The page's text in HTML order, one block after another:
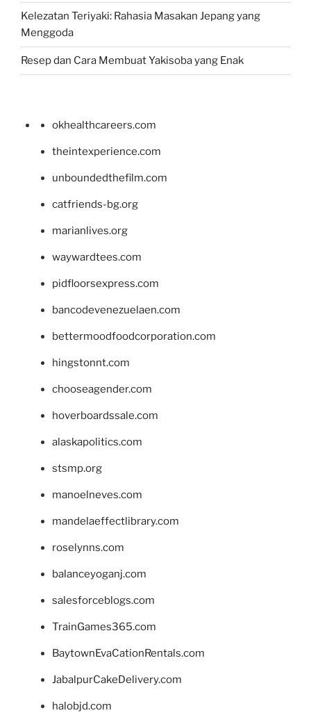
Kelezatan Teriyaki: Rahasia Masakan Jepang yang
Menggoda
Resep dan Cara Membuat Yakisoba yang Enak
okhealthcareers.com
theintexperience.com
unboundedthefilm.com
catfriends-bg.org
marianlives.org
waywardtees.com
pidfloorsexpress.com
bancodevenezuelaen.com
bettermoodfoodcorporation.com
hingstonnt.com
chooseagender.com
hoverboardssale.com
alaskapolitics.com
stsmp.org
manoelneves.com
mandelaeffectlibrary.com
roselynns.com
balanceyoganj.com
salesforceblogs.com
TrainGames365.com
BaytownEvaCationRentals.com
JabalpurCakeDelivery.com
halobjd.com